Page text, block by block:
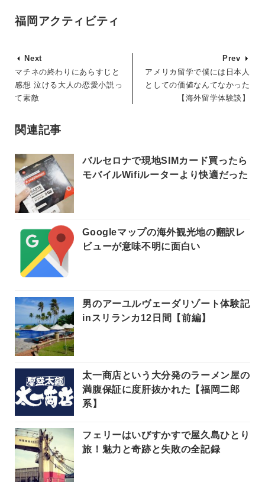
福岡アクティビティ
Next
マチネの終わりにあらすじと
感想 泣ける大人の恋愛小説っ
て素敵
Prev
アメリカ留学で僕には日本人
としての価値なんてなかった
【海外留学体験談】
関連記事
バルセロナで現地SIMカード買ったら
モバイルWifiルーターより快適だった
Googleマップの海外観光地の翻訳レ
ビューが意味不明に面白い
男のアーユルヴェーダリゾート体験記
inスリランカ12日間【前編】
太一商店という大分発のラーメン屋の
満腹保証に度肝抜かれた【福岡二郎
系】
フェリーはいびすかすで屋久島ひとり
旅！魅力と奇跡と失敗の全記録